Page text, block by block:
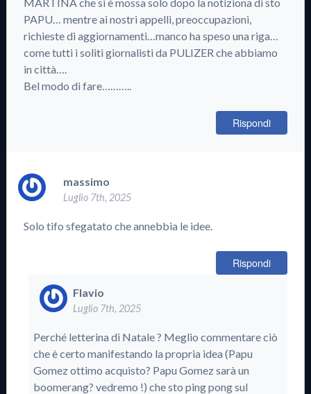
MARTINA che si è mossa solo dopo la notiziona di sto
PAPU… mentre ai nostri appelli, preoccupazioni,
richieste di aggiornamenti…manco ha speso una riga…
come tutti i soliti giornalisti da PULIZER che abbiamo
in città….
Bel modo di fare………..
Rispondi
massimo
Luglio 7th, 2025
Solo tifo sfegatato che annebbia le idee.
Rispondi
Flavio
Luglio 7th, 2025
Perché letterina di Natale ? Meglio commentare ciò
che è certo manifestando la propria idea (Papu
Gomez ottimo acquisto? Papu Gomez sarà un
boomerang? vedremo !) che sto ping pong sul